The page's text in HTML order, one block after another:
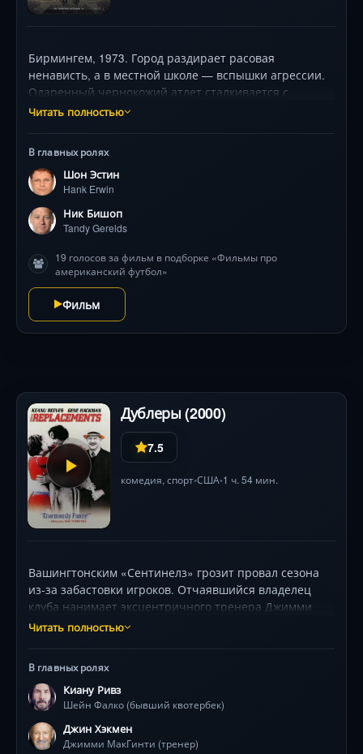
Бирмингем, 1973. Город раздирает расовая
ненависть, а в местной школе — вспышки агрессии.
Одаренный чернокожий атлет сталкивается с
дискриминацией даже на поле. Когда тренер,
совершают шаг, который шокирует всех: они
обращаются к вере. Подлинная история единства,
где спорт становится полем битвы за души. Звездный
актерский состав (включая легендарного Джона
Войта в роли тренера «Медведей») и ревущий
чемпионство. Как вера и мяч победят вековую
ненависть? Это надо видеть!
Читать полностью
В главных ролях
Шон Эстин
Hank Erwin
Ник Бишоп
Tandy Gerelds
19 голосов за фильм в подборке «Фильмы про
американский футбол»
Фильм
Дублеры (2000)
7.5
комедия,спорт•США•1 ч. 54 мин.
Вашингтонским «Сентинелз» грозит провал сезона
из-за забастовки игроков. Отчаявшийся владелец
клуба нанимает эксцентричного тренера Джимми
МакГинти, поручив ему за неделю собрать замену из
стриптизерш вместо чирлидерш. Кажется, эта
разношерстная компания обречена на позор. Но под
руководством харизматичного наставника
аутсайдеры обнаруживают, что их странности —
тайное оружие. С каждым матчем они бросают вызов
Читать полностью
В главных ролях
Киану Ривз
Шейн Фалко (бывший квотербек)
Джин Хэкмен
Джимми МакГинти (тренер)